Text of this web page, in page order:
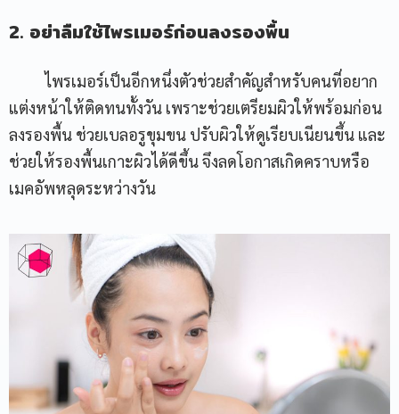
2. อย่าลืมใช้ไพรเมอร์ก่อนลงรองพื้น
ไพรเมอร์เป็นอีกหนึ่งตัวช่วยสำคัญสำหรับคนที่อยาก
แต่งหน้าให้ติดทนทั้งวัน เพราะช่วยเตรียมผิวให้พร้อมก่อน
ลงรองพื้น ช่วยเบลอรูขุมขน ปรับผิวให้ดูเรียบเนียนขึ้น และ
ช่วยให้รองพื้นเกาะผิวได้ดีขึ้น จึงลดโอกาสเกิดคราบหรือ
เมคอัพหลุดระหว่างวัน